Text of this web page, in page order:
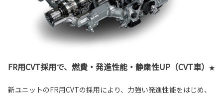
FR用CVT採用で、燃費・発進性能・静粛性UP（CVT車） ★
新ユニットのFR用CVTの採用により、力強い発進性能をはじめ、